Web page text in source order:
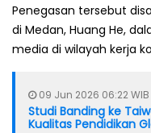
Penegasan tersebut
di Medan, Huang He,
media di wilayah kerja
09 Jun 2026 06:22 WIB
Studi Banding ke
Kualitas Pendidikan